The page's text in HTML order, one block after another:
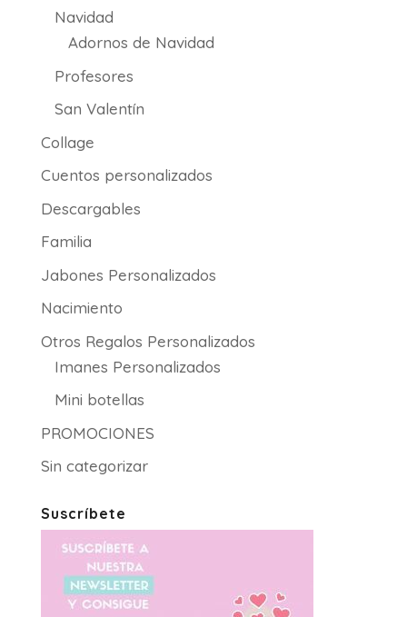
Navidad
Adornos de Navidad
Profesores
San Valentín
Collage
Cuentos personalizados
Descargables
Familia
Jabones Personalizados
Nacimiento
Otros Regalos Personalizados
Imanes Personalizados
Mini botellas
PROMOCIONES
Sin categorizar
Suscríbete